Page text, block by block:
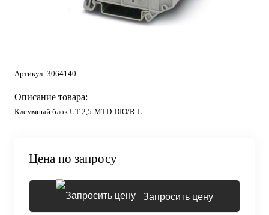
Артикул: 3064140
Описание товара:
Клеммный блок UT 2,5-MTD-DIO/R-L
Цена по запросу
Запросить цену